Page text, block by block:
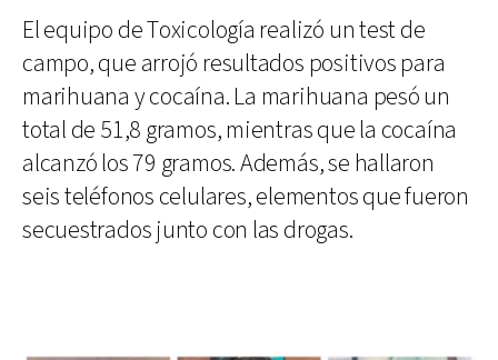
El equipo de Toxicología realizó un test de
campo, que arrojó resultados positivos para
marihuana y cocaína. La marihuana pesó un
total de 51,8 gramos, mientras que la cocaína
alcanzó los 79 gramos. Además, se hallaron
seis teléfonos celulares, elementos que fueron
secuestrados junto con las drogas.